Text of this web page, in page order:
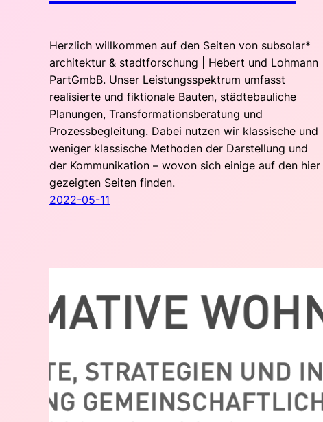
Herzlich willkommen auf den Seiten von subsolar*
architektur & stadtforschung | Hebert und Lohmann
PartGmbB. Unser Leistungsspektrum umfasst
realisierte und fiktionale Bauten, städtebauliche
Planungen, Transformationsberatung und
Prozessbegleitung. Dabei nutzen wir klassische und
weniger klassische Methoden der Darstellung und
der Kommunikation – wovon sich einige auf den hier
gezeigten Seiten finden.
2022-05-11